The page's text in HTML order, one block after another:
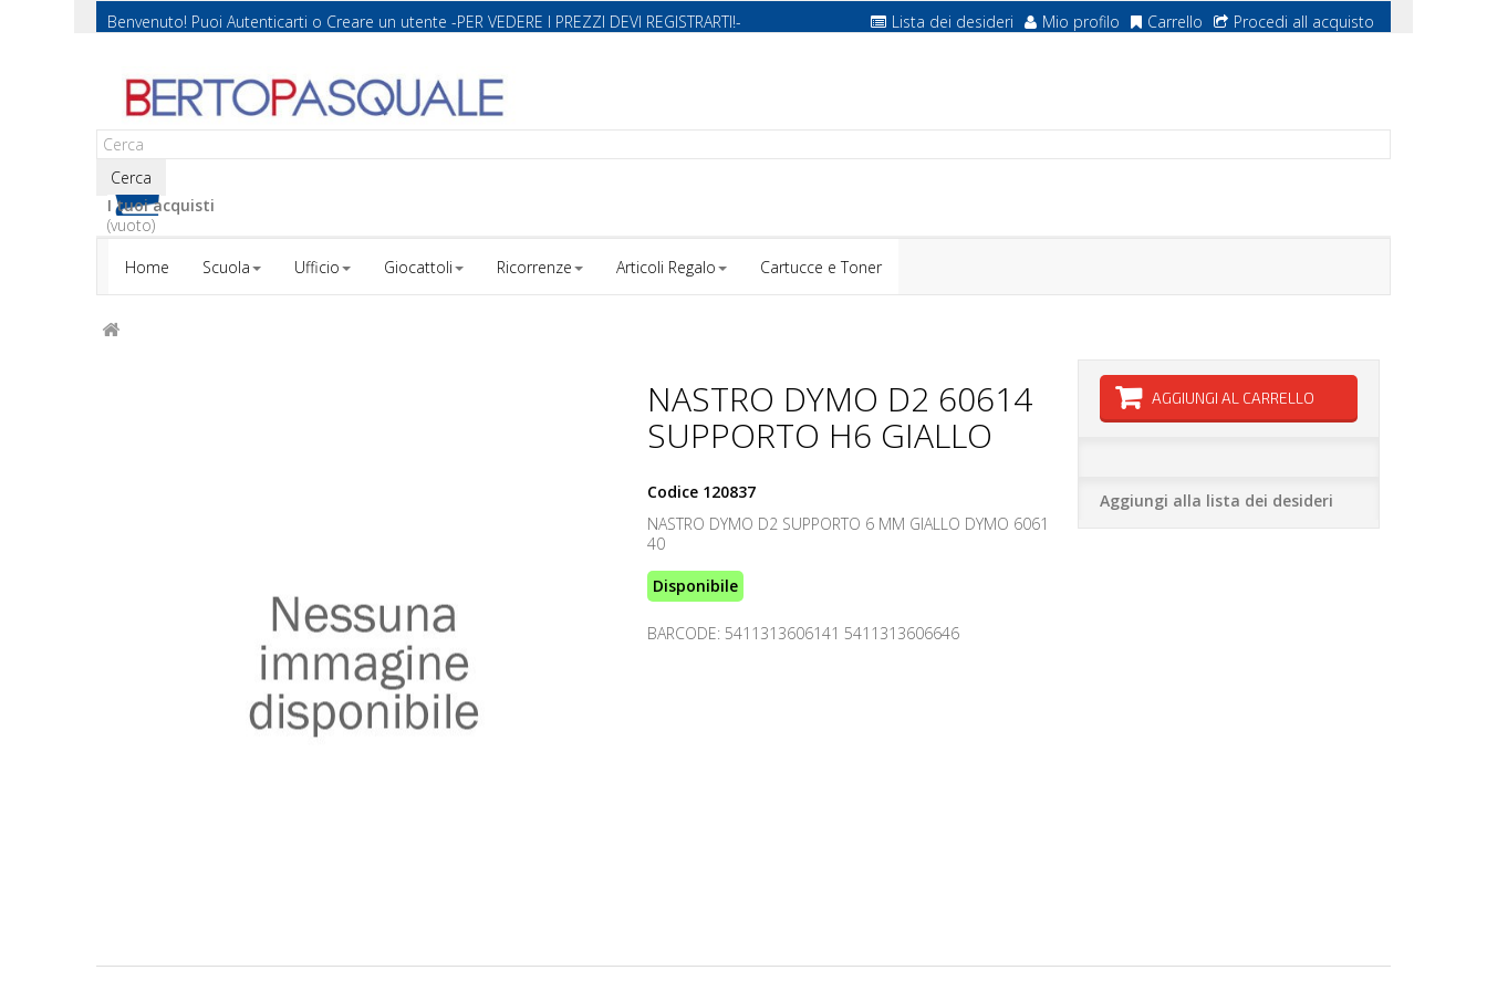
Benvenuto! Puoi Autenticarti o Creare un utente -PER VEDERE I PREZZI DEVI REGISTRARTI!- Lista dei desideri Mio profilo Carrello Procedi all acquisto
Cerca
I tuoi acquisti
(vuoto)
Home
Scuola Ufficio Giocattoli Ricorrenze Articoli Regalo Cartucce e Toner
NASTRO DYMO D2 60614
SUPPORTO H6 GIALLO
Codice 120837
NASTRO DYMO D2 SUPPORTO 6 MM GIALLO DYMO 6061
40
Disponibile
BARCODE: 5411313606141 5411313606646
AGGIUNGI AL CARRELLO
Aggiungi alla lista dei desideri